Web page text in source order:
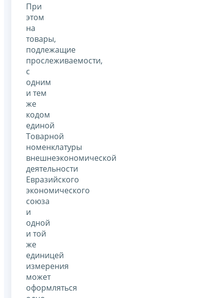
При
этом
на
товары,
подлежащие
прослеживаемости,
с
одним
и тем
же
кодом
единой
Товарной
номенклатуры
внешнеэкономической
деятельности
Евразийского
экономического
союза
и
одной
и той
же
единицей
измерения
может
оформляться